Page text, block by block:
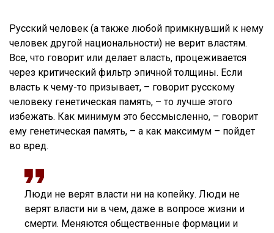
Русский человек (а также любой примкнувший к нему
человек другой национальности) не верит властям.
Все, что говорит или делает власть, процеживается
через критический фильтр эпичной толщины. Если
власть к чему-то призывает, – говорит русскому
человеку генетическая память, – то лучше этого
избежать. Как минимум это бессмысленно, – говорит
ему генетическая память, – а как максимум – пойдет
во вред.
Люди не верят власти ни на копейку. Люди не
верят власти ни в чем, даже в вопросе жизни и
смерти. Меняются общественные формации и